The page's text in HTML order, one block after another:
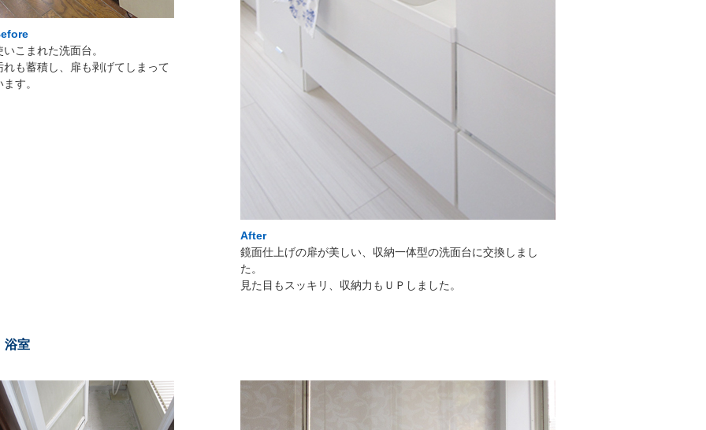
いこまれた洗面台。
れも蓄積し、扉も剥げてしまって
ます。
After
鏡面仕上げの扉が美しい、収納一体型の洗面台に交換しまし
た。
見た目もスッキリ、収納力もＵＰしました。
浴室